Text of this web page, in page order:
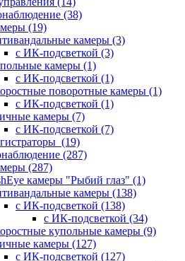
(38)
(19)
камеры (3)
с ИК-подсветкой (3)
камеры (1)
с ИК-подсветкой (1)
поворотные камеры (1)
с ИК-подсветкой (1)
камеры (7)
с ИК-подсветкой (7)
(19)
(287)
(287)
камеры "Рыбий глаз" (1)
камеры (138)
с ИК-подсветкой (138)
с ИК-подсветкой (34)
купольные камеры (9)
камеры (127)
с ИК-подсветкой (127)